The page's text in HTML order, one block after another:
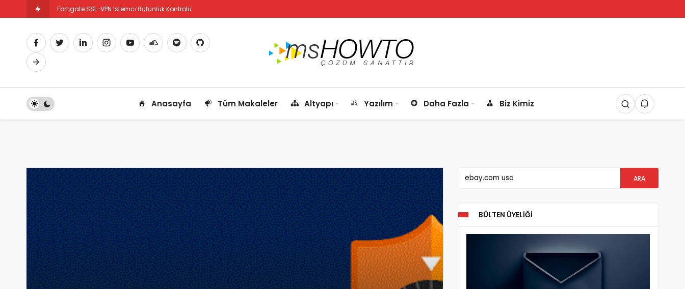
Fortigate SSL-VPN İstemci Bütünlük Kontrolü
Anasayfa Tüm Makaleler Altyapı Yazılım Daha Fazla Biz Kimiz
BÜLTEN ÜYELIĞI